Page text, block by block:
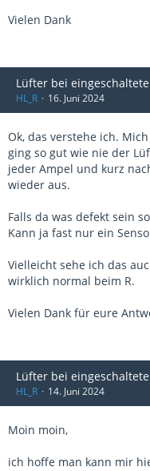
Vielen Dank
Lüfter bei
HL_R 16. Juni 2024
Ok, das verstehe ich.
ging so gut wie nie der
jeder Ampel und kurz
wieder aus.
Falls da was defekt sein
Kann ja fast nur ein
Vielleicht sehe ich das
wirklich normal beim R.
Vielen Dank für eure
Lüfter bei
HL_R 14. Juni 2024
Moin moin,
ich hoffe man kann mir